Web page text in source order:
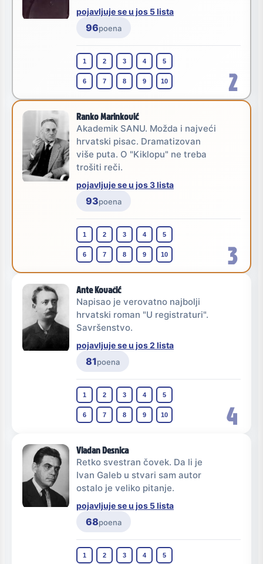
2
pojavljuje se u jos 5 lista
96poena
1 2 3 4 5
6 7 8 9 10
3
Ranko Marinković
Akademik SANU. Možda i najveći
hrvatski pisac. Dramatizovan
više puta. O "Kiklopu" ne treba
trošiti reči.
pojavljuje se u jos 3 lista
93poena
1 2 3 4 5
6 7 8 9 10
4
Ante Kovačić
Napisao je verovatno najbolji
hrvatski roman "U registraturi".
Savršenstvo.
pojavljuje se u jos 2 lista
81poena
1 2 3 4 5
6 7 8 9 10
Vladan Desnica
Retko svestran čovek. Da li je
Ivan Galeb u stvari sam autor
ostalo je veliko pitanje.
pojavljuje se u jos 5 lista
68poena
1 2 3 4 5